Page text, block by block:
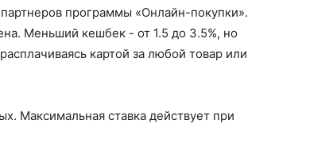
программы «Онлайн-покупки».
Меньший кешбек - от 1.5 до 3.5%, но
картой за любой товар или
Максимальная ставка действует при